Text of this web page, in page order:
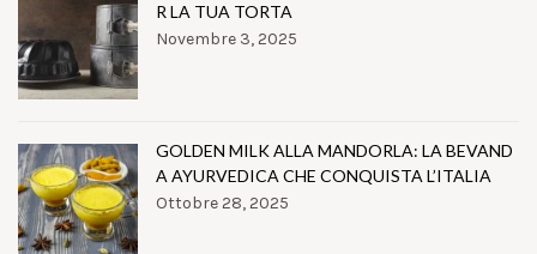
R LA TUA TORTA
Novembre 3, 2025
GOLDEN MILK ALLA MANDORLA: LA BEVAND
A AYURVEDICA CHE CONQUISTA L’ITALIA
Ottobre 28, 2025